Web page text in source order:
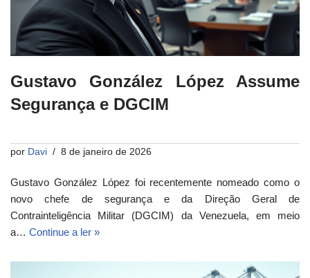
Gustavo González López Assume
Segurança e DGCIM
por Davi 8 de janeiro de 2026
Gustavo González López foi recentemente nomeado como o
novo chefe de segurança e da Direção Geral de
Contrainteligência Militar (DGCIM) da Venezuela, em meio
a… Continue a ler »